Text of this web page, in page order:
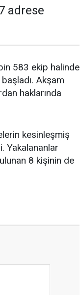
adrese
583 ekip halinde
Akşam
haklarında
kesinleşmiş
Yakalananlar
8 kişinin de